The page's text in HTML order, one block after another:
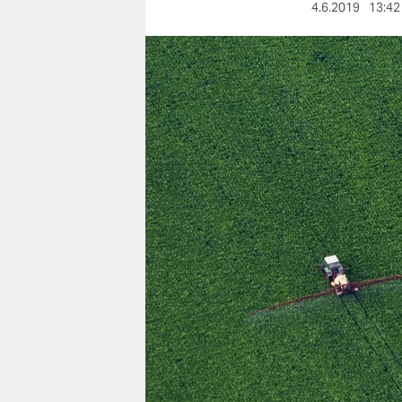
nord
wahrheit
verlag
verlag
veranstaltungen
shop
fragen & hilfe
unterstützen
abo
genossenschaft
4.6.2019